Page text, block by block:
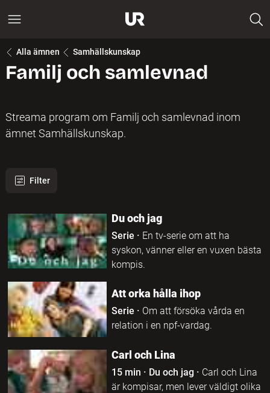
Alla ämnen Samhällskunskap
Familj och samlevnad
Streama program om Familj och samlevnad inom
ämnet Samhällskunskap.
Filter
485 program hittades Du och jag
Serie · En tv-serie om att ha
syskon, vänner eller en vuxen bästa
kompis.
Att orka hålla ihop
Serie · Om att försöka vårda en
relation i en npf-vardag.
Carl och Lina
15 min · Du och jag · Carl och Lina
är kompisar, men lever väldigt olika